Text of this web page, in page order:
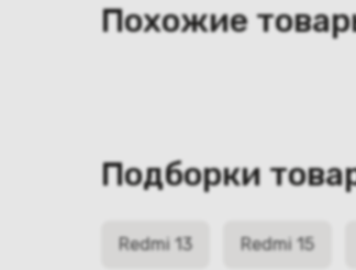
Похожие
Подборки
Redmi 13 Redmi 15